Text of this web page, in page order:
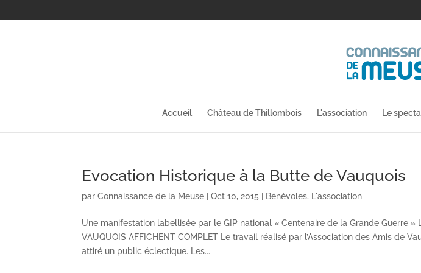
Accueil Château de Thillombois L'association Le
Evocation Historique à la Butte de Vauquois
parConnaissance de la Meuse |Oct 10, 2015 | Bénévoles, L'association
Une manifestation labellisée par le GIP national « Centenaire de la Grande Guerre »
VAUQUOIS AFFICHENT COMPLET Le travail réalisé par l’Association des Amis de
attiré un public éclectique. Les...